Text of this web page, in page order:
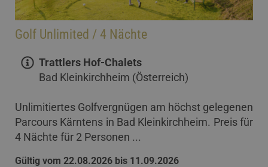
Golf Unlimited / 4 Nächte
Trattlers Hof-Chalets
Bad Kleinkirchheim (Österreich)
Unlimitiertes Golfvergnügen am höchst gelegenen
Parcours Kärntens in Bad Kleinkirchheim. Preis für
4 Nächte für 2 Personen ...
Gültig vom 22.08.2026 bis 11.09.2026